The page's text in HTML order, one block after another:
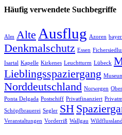
Häufig verwendete Suchbegriffe
Alm Alte Ausflug Azoren
Denkmalschutz Essen
Isartal Kapelle Kirkenes Leuchtturm Lübeck
Lieblingsspaziergang
Norddeutschland Norwegen
Ponta Delgada Postschiff Privatfinanziert
Schöpfbrauerei Segler SH
Veranstaltungen Vorderriß Wallgau